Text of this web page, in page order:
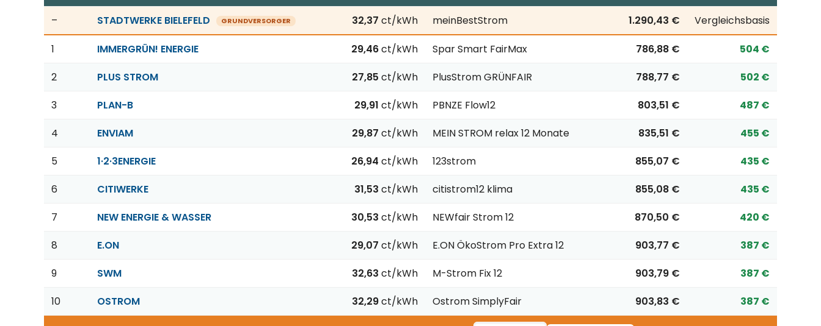
Günstigste Stromanbieter in Bielefeld, Stand 08.08.2026; je Anbieter der günstigste Tarif bei 3.500 kWh Jahresverbrauch; erste Zeile = örtlicher
– STADTWERKE BIELEFELD GRUNDVERSORGER 32,37 ct/kWh meinBestStrom 1.290,43 € Vergleichsbasis
1 IMMERGRÜN! ENERGIE 29,46ct/kWh Spar Smart FairMax 786,88 €
504 €
2
PLUS STROM 27,85 ct/kWh PlusStrom GRÜNFAIR 788,77 €
502 €
3
PLAN-B 29,91 ct/kWh PBNZE Flow12 803,51 €
487 €
4
ENVIAM 29,87 ct/kWh MEIN STROM relax 12 Monate 835,51 €
455 €
5
1·2·3ENERGIE 26,94 ct/kWh 123strom 855,07 €
435 €
6
CITIWERKE 31,53 ct/kWh citistrom12 klima 855,08 €
435 €
7
NEW ENERGIE & WASSER 30,53 ct/kWh NEWfair Strom 12 870,50 €
420 €
8
E.ON 29,07 ct/kWh E.ON ÖkoStrom Pro Extra 12 903,77 €
387 €
9
SWM 32,63 ct/kWh M-Strom Fix 12 903,79 €
387 €
10
OSTROM 32,29ct/kWh Ostrom SimplyFair 903,83 € 387 €